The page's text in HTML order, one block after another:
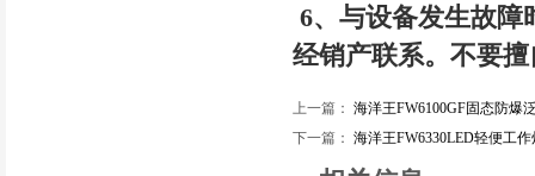
6、与设备发生故障
经销产联系。不要
上一篇： 海洋王FW6100GF固态防爆
下一篇： 海洋王FW6330LED轻便工